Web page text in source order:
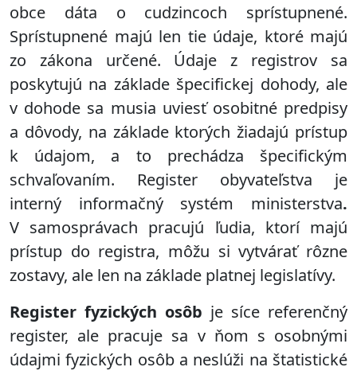
obce dáta o cudzincoch sprístupnené.
Sprístupnené majú len tie údaje, ktoré majú
zo zákona určené. Údaje z registrov sa
poskytujú na základe špecifickej dohody, ale
v dohode sa musia uviesť osobitné predpisy
a dôvody, na základe ktorých žiadajú prístup
k údajom, a to prechádza špecifickým
schvaľovaním. Register obyvateľstva je
interný informačný systém ministerstva.
V samosprávach pracujú ľudia, ktorí majú
prístup do registra, môžu si vytvárať rôzne
zostavy, ale len na základe platnej legislatívy.
Register fyzických osôb je síce referenčný
register, ale pracuje sa v ňom s osobnými
údajmi fyzických osôb a neslúži na štatistické